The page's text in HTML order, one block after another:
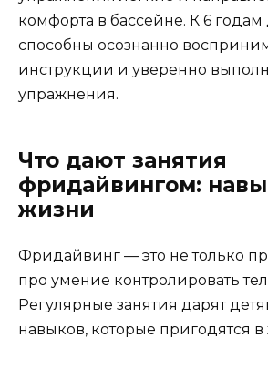
комфорта в бассейне. К 6 годам
способны осознанно
инструкции и уверенно
упражнения.
Что дают занятия
фридайвингом:
жизни
Фридайвинг — это не только
про умение контролировать
Регулярные занятия дарят
навыков, которые пригодятся